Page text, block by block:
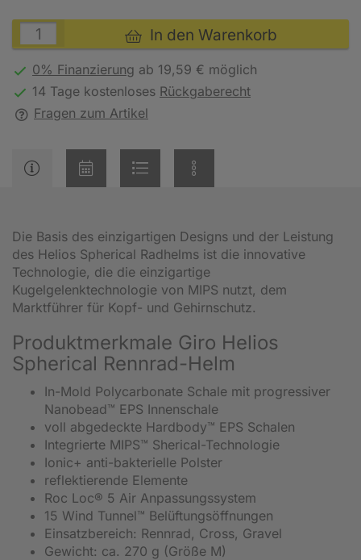
In den Warenkorb
0% Finanzierung ab 19,59 € möglich
14 Tage kostenloses Rückgaberecht
Fragen zum Artikel
Die Basis des einzigartigen Designs und der Leistung
des Helios Spherical Radhelms ist die innovative
Technologie, die die einzigartige
Kugelgelenktechnologie von MIPS nutzt, dem
Marktführer für Kopf- und Gehirnschutz.
Produktmerkmale Giro Helios
Spherical Rennrad-Helm
In-Mold Polycarbonate Schale mit progressiver
Nanobead™ EPS Innenschale
voll abgedeckte Hardbody™ EPS Schalen
Integrierte MIPS™ Sherical-Technologie
Ionic+ anti-bakterielle Polster
reflektierende Elemente
Roc Loc® 5 Air Anpassungssystem
15 Wind Tunnel™ Belüftungsöffnungen
Einsatzbereich: Rennrad, Cross, Gravel
Gewicht: ca. 270 g (Größe M)